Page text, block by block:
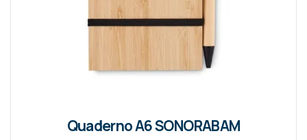
Quaderno A6 SONORABAM